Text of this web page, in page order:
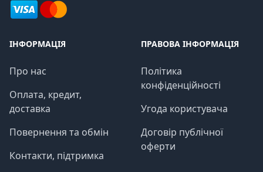
ІНФОРМАЦІЯ
Про нас
Оплата, кредит,
доставка
Повернення та обмін
Контакти, підтримка
ПРАВОВА ІНФОРМАЦІЯ
Політика
конфіденційності
Угода користувача
Договір публічної
оферти